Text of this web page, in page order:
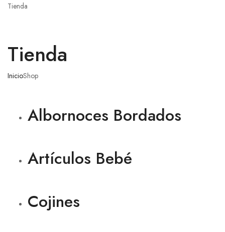
Tienda
Tienda
InicioShop
Albornoces Bordados
Artículos Bebé
Cojines